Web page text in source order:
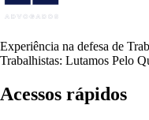
Experiência na defesa de
Trabalhistas: Lutamos Pelo
Acessos rápidos